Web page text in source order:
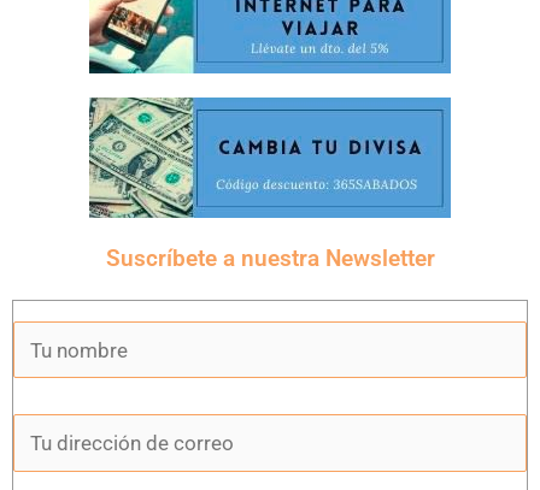
Suscríbete a nuestra Newsletter